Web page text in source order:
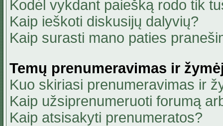
Kodėl vykdant paiešką rodo tik
Kaip ieškoti diskusijų dalyvių?
Kaip surasti mano paties
Temų prenumeravimas ir
Kuo skiriasi prenumeravimas ir
Kaip užsiprenumeruoti forumą
Kaip atsisakyti prenumeratos?